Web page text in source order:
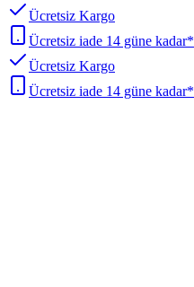
Ücretsiz Kargo
Ücretsiz iade 14 güne kadar*
Ücretsiz Kargo
Ücretsiz iade 14 güne kadar*